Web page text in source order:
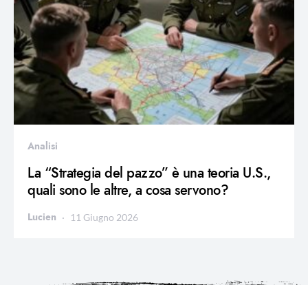
Analisi
La “Strategia del pazzo” è una teoria U.S.,
quali sono le altre, a cosa servono?
Lucien 11 Giugno 2026